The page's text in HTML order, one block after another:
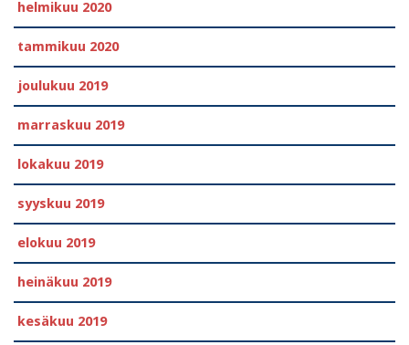
helmikuu 2020
tammikuu 2020
joulukuu 2019
marraskuu 2019
lokakuu 2019
syyskuu 2019
elokuu 2019
heinäkuu 2019
kesäkuu 2019